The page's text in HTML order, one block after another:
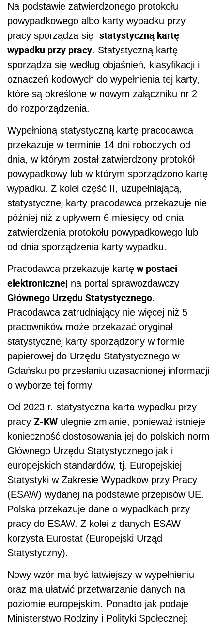
Na podstawie zatwierdzonego protokołu
powypadkowego albo karty wypadku przy
pracy sporządza się statystyczną kartę
wypadku przy pracy. Statystyczną kartę
sporządza się według objaśnień, klasyfikacji i
oznaczeń kodowych do wypełnienia tej karty,
które są określone w nowym załączniku nr 2
do rozporządzenia.
Wypełnioną statystyczną kartę pracodawca
przekazuje w terminie 14 dni roboczych od
dnia, w którym został zatwierdzony protokół
powypadkowy lub w którym sporządzono kartę
wypadku. Z kolei część II, uzupełniającą,
statystycznej karty pracodawca przekazuje nie
później niż z upływem 6 miesięcy od dnia
zatwierdzenia protokołu powypadkowego lub
od dnia sporządzenia karty wypadku.
Pracodawca przekazuje kartę w postaci
elektronicznej na portal sprawozdawczy
Głównego Urzędu Statystycznego.
Pracodawca zatrudniający nie więcej niż 5
pracowników może przekazać oryginał
statystycznej karty sporządzony w formie
papierowej do Urzędu Statystycznego w
Gdańsku po przesłaniu uzasadnionej informacji
o wyborze tej formy.
Od 2023 r. statystyczna karta wypadku przy
pracy Z-KW ulegnie zmianie, ponieważ istnieje
konieczność dostosowania jej do polskich norm
Głównego Urzędu Statystycznego jak i
europejskich standardów, tj. Europejskiej
Statystyki w Zakresie Wypadków przy Pracy
(ESAW) wydanej na podstawie przepisów UE.
Polska przekazuje dane o wypadkach przy
pracy do ESAW. Z kolei z danych ESAW
korzysta Eurostat (Europejski Urząd
Statystyczny).
Nowy wzór ma być łatwiejszy w wypełnieniu
oraz ma ułatwić przetwarzanie danych na
poziomie europejskim. Ponadto jak podaje
Ministerstwo Rodziny i Polityki Społecznej: